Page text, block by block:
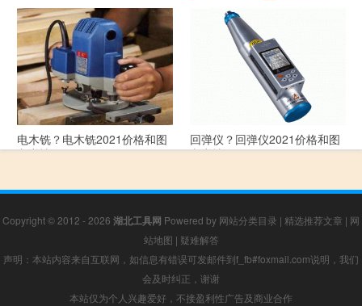
花纹板？花纹板2021价格和图
文详情
排烟阀？排烟阀2021价格和图
电木铣？电木铣2021价格和图
文详情
回弹仪？回弹仪2021价格和图
文详情
Copyright © 2012 - 2026 湖北工具网 Powered by 网站分类目录 | 精选推荐文章 | 网
站地图 | 疑难解答
声明：本站内容来自互联网，如信息有错误可发邮件到f_fb#foxmail.com说明，我们
会及时纠正，谢谢
本站仅为个人兴趣爱好，不接盈利性广告及商业合作